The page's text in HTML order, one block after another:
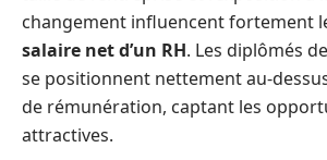
changement influencent fortement
salaire net d’un RH. Les diplômés
se positionnent nettement au-
de rémunération, captant les
attractives.